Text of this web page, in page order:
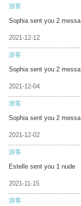
游客
Sophia sent you 2 messa
2021-12-12
游客
Sophia sent you 2 messa
2021-12-04
游客
Sophia sent you 2 messa
2021-12-02
游客
Estelle sent you 1 nude
2021-11-15
游客